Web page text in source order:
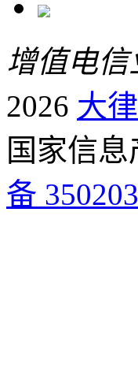
增值电信
2026 大
国家信
备